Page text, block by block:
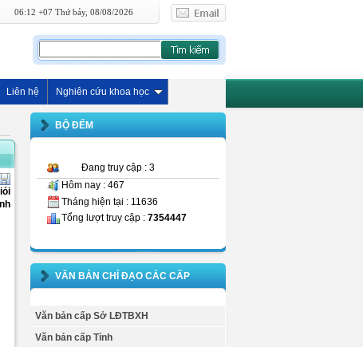
06:12 +07 Thứ bảy, 08/08/2026
Liên hệ Nghiên cứu khoa học
BỘ ĐẾM
Đang truy cập : 3
Hôm nay : 467
Tháng hiện tại : 11636
Tổng lượt truy cập : 7354447
VĂN BẢN CHỈ ĐẠO CÁC CẤP
Văn bản cấp Sở LĐTBXH
Văn bản cấp Tỉnh